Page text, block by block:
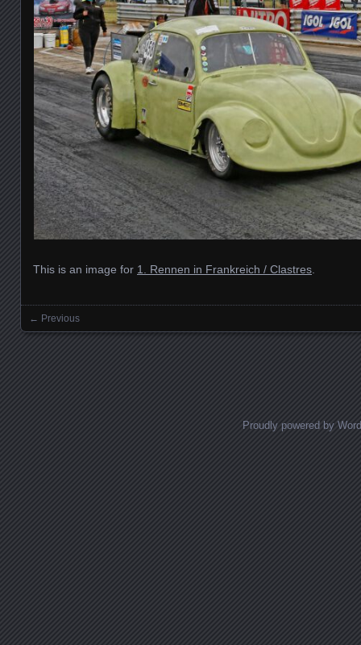
This is an image for 1. Rennen in Frankreich / Clastres.
Images navigation
← Previous
Proudly powered by